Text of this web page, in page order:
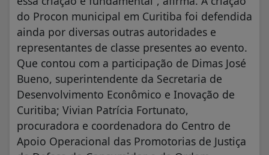
do Procon municipal em Curitiba foi defendida
ainda por diversas outras autoridades e
representantes de classe presentes ao evento.
Que contou com a participação de Dimas José
Bueno, superintendente da Secretaria de
Desenvolvimento Econômico e Inovação de
Curitiba; Vivian Patrícia Fortunato,
procuradora e coordenadora do Centro de
Apoio Operacional das Promotorias de Justiça